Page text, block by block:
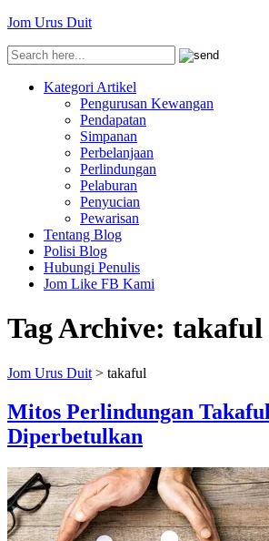
Jom Urus Duit
Kategori Artikel
Pengurusan Kewangan
Pendapatan
Simpanan
Perbelanjaan
Perlindungan
Pelaburan
Penyucian
Pewarisan
Tentang Blog
Polisi Blog
Hubungi Penulis
Jom Like FB Kami
Tag Archive: takaful
Jom Urus Duit > takaful
Mitos Perlindungan
Diperbetulkan